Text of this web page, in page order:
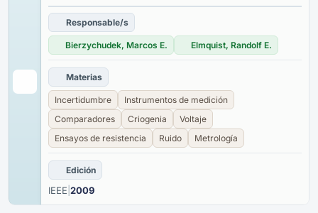
Responsable/s
Bierzychudek, Marcos E. Elmquist, Randolf E.
Materias
Incertidumbre
Instrumentos de medición
Comparadores
Criogenia
Voltaje
Ensayos de resistencia
Ruido Metrología
Edición
IEEE 2009